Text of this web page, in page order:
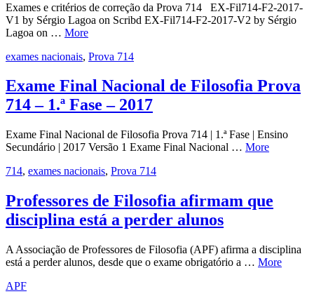
Exames e critérios de correção da Prova 714 EX-Fil714-F2-2017-
V1 by Sérgio Lagoa on Scribd EX-Fil714-F2-2017-V2 by Sérgio
Lagoa on … More
exames nacionais, Prova 714
Exame Final Nacional de Filosofia Prova
714 – 1.ª Fase – 2017
Exame Final Nacional de Filosofia Prova 714 | 1.ª Fase | Ensino
Secundário | 2017 Versão 1 Exame Final Nacional … More
714, exames nacionais, Prova 714
Professores de Filosofia afirmam que
disciplina está a perder alunos
A Associação de Professores de Filosofia (APF) afirma a disciplina
está a perder alunos, desde que o exame obrigatório a … More
APF